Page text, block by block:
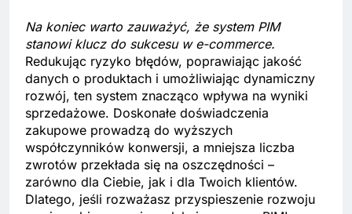
Na koniec warto zauważyć, że system PIM
stanowi klucz do sukcesu w e-commerce.
Redukując ryzyko błędów, poprawiając jakość
danych o produktach i umożliwiając dynamiczny
rozwój, ten system znacząco wpływa na wyniki
sprzedażowe. Doskonałe doświadczenia
zakupowe prowadzą do wyższych
współczynników konwersji, a mniejsza liczba
zwrotów przekłada się na oszczędności –
zarówno dla Ciebie, jak i dla Twoich klientów.
Dlatego, jeśli rozważasz przyspieszenie rozwoju